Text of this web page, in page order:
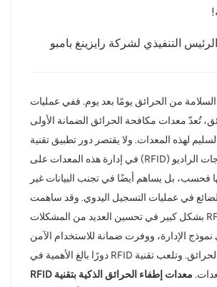
한국
แบบไทย
Tiếng
التنفيذي لشركة رايزينغ بامبو
السلامة من الحرائق يومًا بعد يوم. ففي عمليات
تُعدّ معدات مكافحة الحرائق الضمانة الأولى
لهذه المعدات. ولا يقتصر دور تطبيق تقنية
تحديد الهوية بموجات الراديو (RFID) في إدارة هذه المعدات على
فحسب، بل يساهم أيضًا في تجنب البيانات غير
في عمليات التسجيل اليدوي. وقد ساهمت
جائزة تقنية RFID بشكل كبير في تحسين العديد من المشكلات
الإدارة، ووفرت ضمانة للاستخدام الآمن
لمعدات مكافحة الحرائق. وتلعب تقنية RFID دورًا بالغ الأهمية في
معدات إطفاء الحرائق الذكية بتقنية RFID